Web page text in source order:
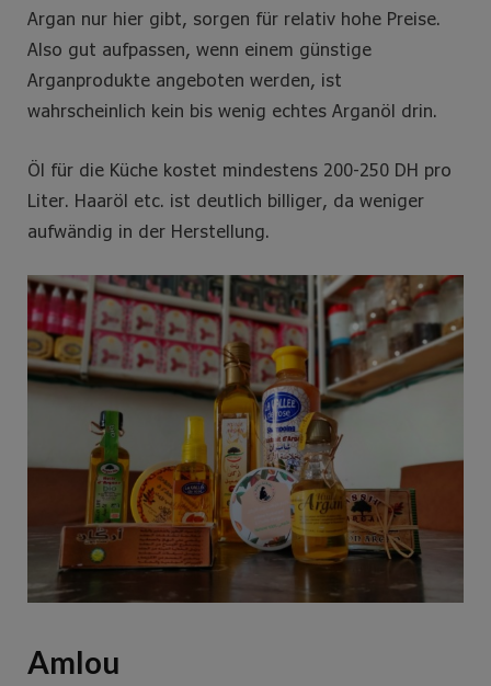
Argan nur hier gibt, sorgen für relativ hohe Preise.
Also gut aufpassen, wenn einem günstige
Arganprodukte angeboten werden, ist
wahrscheinlich kein bis wenig echtes Arganöl drin.
Öl für die Küche kostet mindestens 200-250 DH pro
Liter. Haaröl etc. ist deutlich billiger, da weniger
aufwändig in der Herstellung.
Amlou